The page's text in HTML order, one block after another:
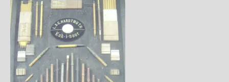
Chi sono
FAQ
Contatti